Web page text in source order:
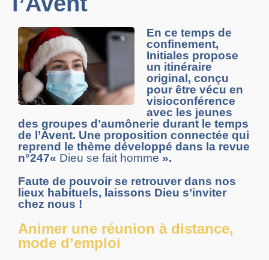
En ce temps de
confinement,
Initiales propose
un itinéraire
original, conçu
pour être vécu en
visioconférence
avec les jeunes
des groupes d’aumônerie durant le temps
de l’Avent. Une proposition connectée qui
reprend le thème développé dans la revue
n°247« Dieu se fait homme ».
Faute de pouvoir se retrouver dans nos
lieux habituels, laissons Dieu s’inviter
chez nous !
Animer une réunion à distance,
mode d’emploi